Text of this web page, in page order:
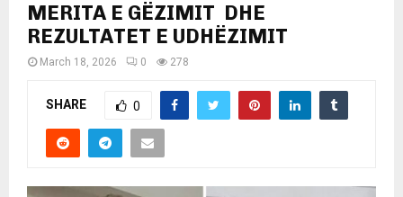
MERITA E GËZIMIT DHE
REZULTATET E UDHËZIMIT
March 18, 2026 0 278
SHARE 0